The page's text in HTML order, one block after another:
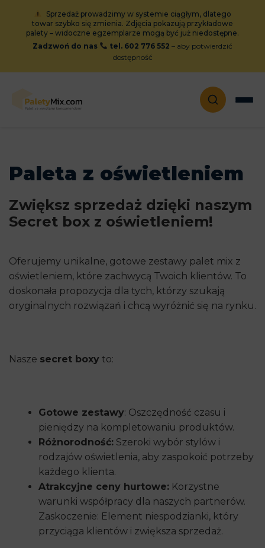
Sprzedaż prowadzimy w systemie ciągłym, dlatego
towar szybko się zmienia. Zdjęcia pokazują przykładowe
palety – widoczne egzemplarze mogą być już niedostępne.
Zadzwoń do nas
tel. 602 776 552 – aby potwierdzić
dostępność
Paleta z oświetleniem
Zwiększ sprzedaż dzięki naszym
Secret box z oświetleniem!
Oferujemy unikalne, gotowe zestawy palet mix z
oświetleniem, które zachwycą Twoich klientów. To
doskonała propozycja dla tych, którzy szukają
oryginalnych rozwiązań i chcą wyróżnić się na rynku.
Nasze secret boxy to:
Gotowe zestawy: Oszczędność czasu i
pieniędzy na kompletowaniu produktów.
Różnorodność: Szeroki wybór stylów i
rodzajów oświetlenia, aby zaspokoić potrzeby
każdego klienta.
Atrakcyjne ceny hurtowe: Korzystne
warunki współpracy dla naszych partnerów.
Zaskoczenie: Element niespodzianki, który
przyciąga klientów i zwiększa sprzedaż.